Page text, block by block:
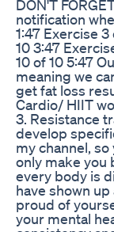
DON'T
notification
1:47 Exercise
10 3:47
10 of 10 5:47
meaning we
get fat loss
Cardio/ HIIT
3. Resistance
develop
my channel,
only make you
every body is
have shown
proud of
your mental